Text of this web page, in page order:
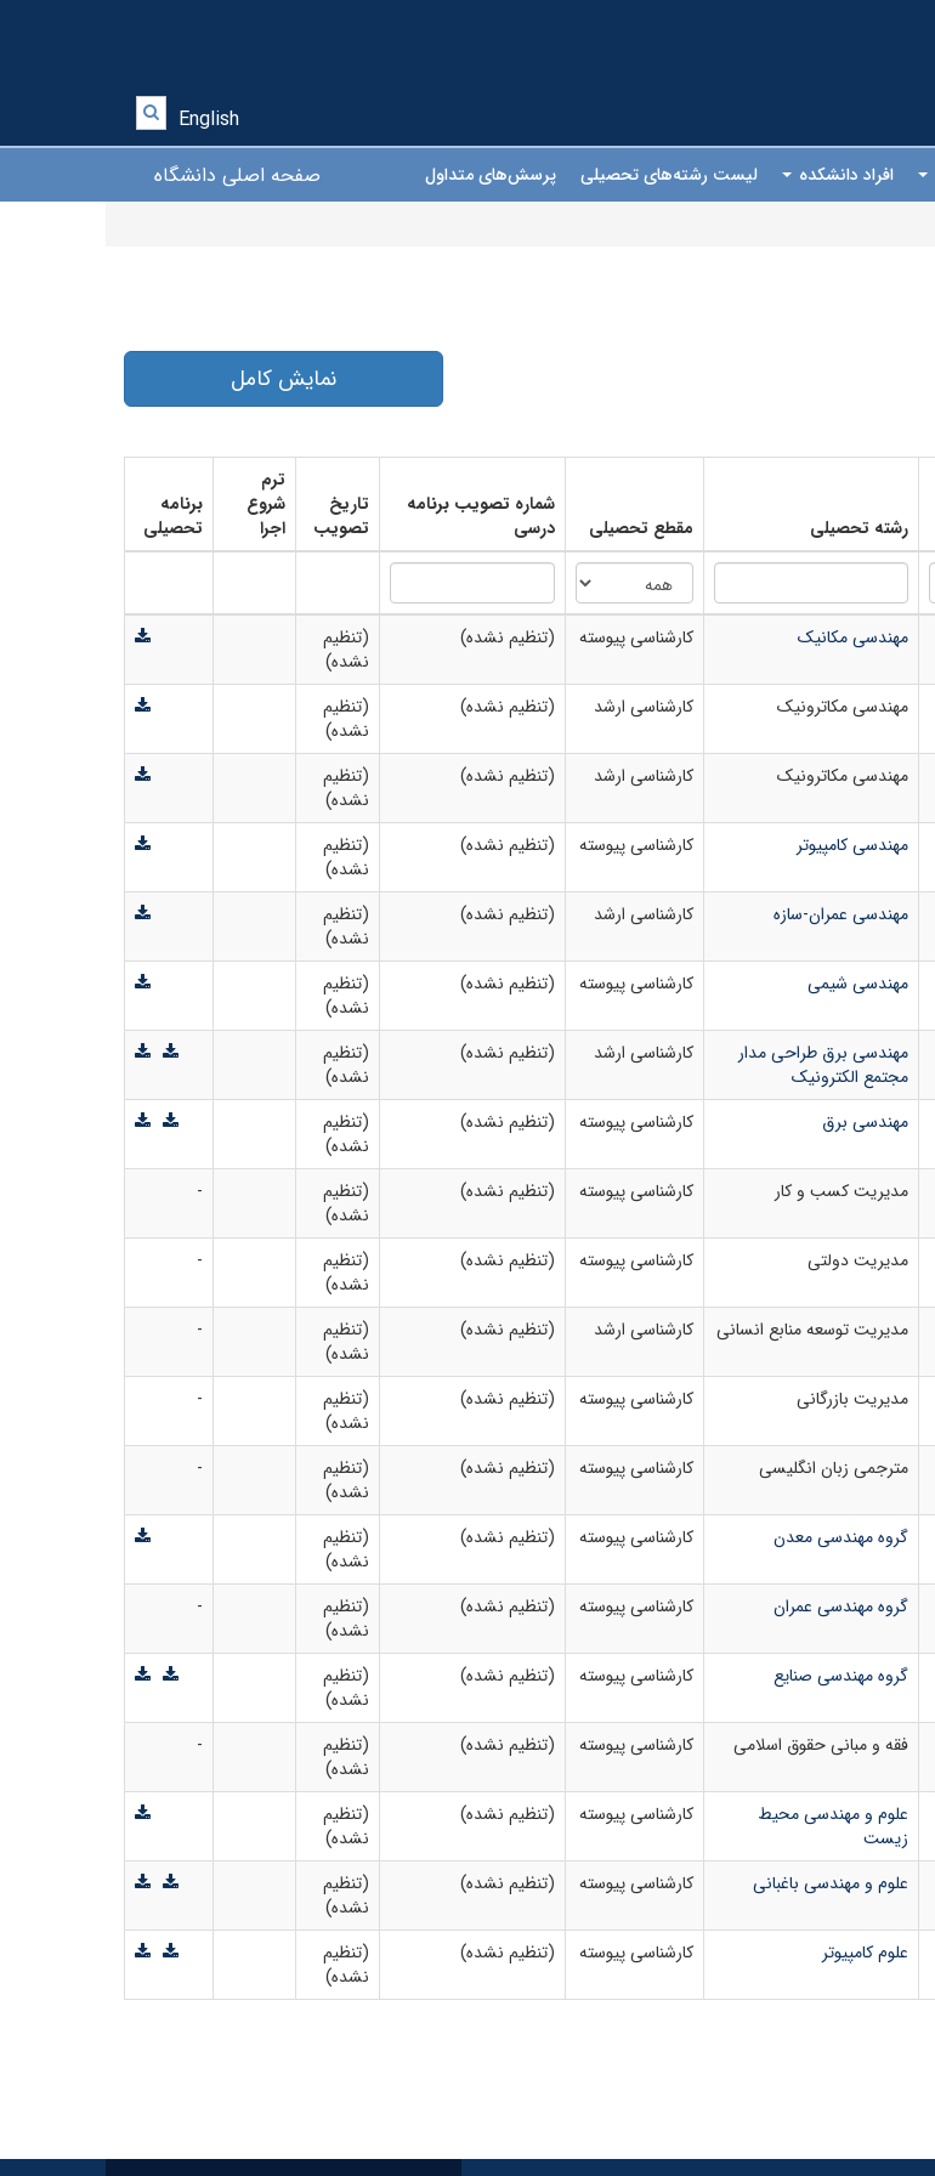
English
صفحه اصلی دانشگاه افراد دانشکده لیست رشته‌های تحصیلی
پرسش‌های متداول
نمایش کامل
رشته تحصیلی مقطع تحصیلی
شماره تصویب برنامه
درسی
تاریخ
تصویب
ترم
شروع
اجرا
برنامه
تحصیلی
مهندسی مکانیک کارشناسی پیوسته (تنظیم نشده)
(تنظیم
نشده)
مهندسی مکاترونیک کارشناسی ارشد (تنظیم نشده)
(تنظیم
نشده)
مهندسی مکاترونیک کارشناسی ارشد (تنظیم نشده)
(تنظیم
نشده)
مهندسی کامپیوتر کارشناسی پیوسته (تنظیم نشده)
(تنظیم
نشده)
مهندسی عمران-سازه کارشناسی ارشد (تنظیم نشده)
(تنظیم
نشده)
مهندسی شیمی کارشناسی پیوسته (تنظیم نشده)
(تنظیم
نشده)
مهندسی برق طراحی مدار
مجتمع الکترونیک
کارشناسی ارشد (تنظیم نشده)
(تنظیم
نشده)
مهندسی برق کارشناسی پیوسته (تنظیم نشده)
(تنظیم
نشده)
مدیریت کسب و کار کارشناسی پیوسته (تنظیم نشده)
(تنظیم
نشده)
-
مدیریت دولتی کارشناسی پیوسته (تنظیم نشده)
(تنظیم
نشده)
-
مدیریت توسعه منابع انسانی کارشناسی ارشد (تنظیم نشده)
(تنظیم
نشده)
-
مدیریت بازرگانی کارشناسی پیوسته (تنظیم نشده)
(تنظیم
نشده)
-
مترجمی زبان انگلیسی کارشناسی پیوسته (تنظیم نشده)
(تنظیم
نشده)
-
گروه مهندسی معدن کارشناسی پیوسته (تنظیم نشده)
(تنظیم
نشده)
گروه مهندسی عمران کارشناسی پیوسته (تنظیم نشده)
(تنظیم
نشده)
-
گروه مهندسی صنایع کارشناسی پیوسته (تنظیم نشده)
(تنظیم
نشده)
فقه و مبانی حقوق اسلامی کارشناسی پیوسته (تنظیم نشده)
(تنظیم
نشده)
-
علوم و مهندسی محیط
زیست
کارشناسی پیوسته (تنظیم نشده)
(تنظیم
نشده)
علوم و مهندسی باغبانی کارشناسی پیوسته (تنظیم نشده)
(تنظیم
نشده)
علوم کامپیوتر کارشناسی پیوسته (تنظیم نشده)
(تنظیم
نشده)